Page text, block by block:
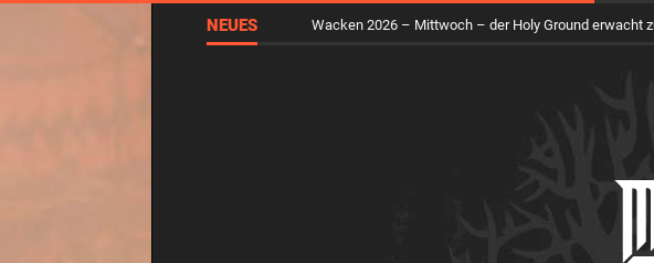
NEUES Wacken 2026 – Mittwoch – der Holy Ground erwacht
RUNGHOLT – Virtuelle Kunst feiert Premiere auf dem